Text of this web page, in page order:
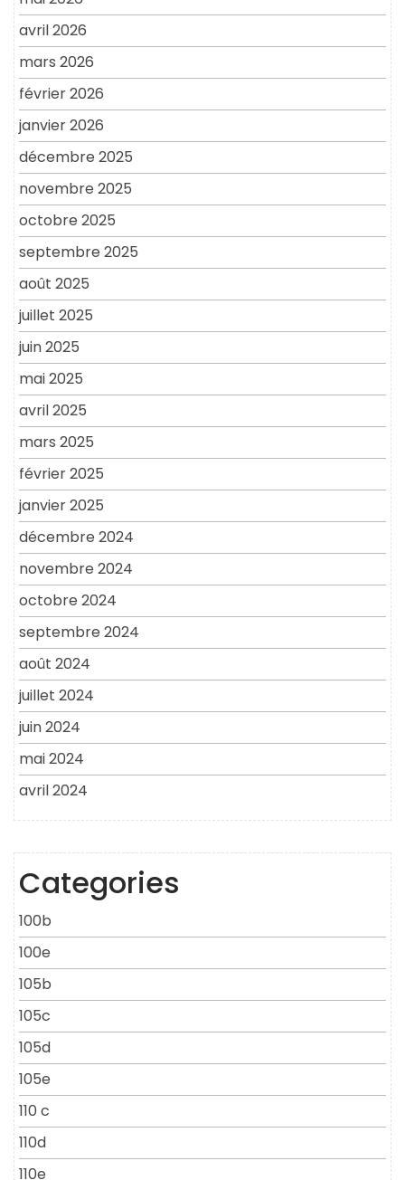
avril 2026
mars 2026
février 2026
janvier 2026
décembre 2025
novembre 2025
octobre 2025
septembre 2025
août 2025
juillet 2025
juin 2025
mai 2025
avril 2025
mars 2025
février 2025
janvier 2025
décembre 2024
novembre 2024
octobre 2024
septembre 2024
août 2024
juillet 2024
juin 2024
mai 2024
avril 2024
Categories
100b
100e
105b
105c
105d
105e
110 c
110d
110e